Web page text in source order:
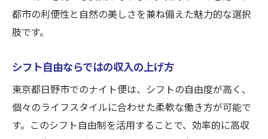
都市の利便性と自然の美しさを兼ね備えた魅力的な選択
肢です。
シフト自由ならではの収入の上げ方
東京都日野市でのナイト便は、シフトの自由度が高く、
個々のライフスタイルに合わせた柔軟な働き方が可能で
す。このシフト自由制を活用することで、効率的に高収